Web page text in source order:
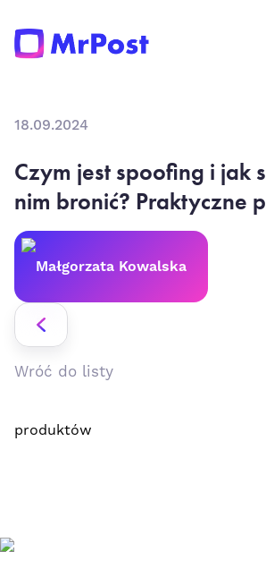
Wróć do listy
produktów
18.09.2024
Czym jest spoofing i jak
nim bronić? Praktyczne
Małgorzata Kowalska